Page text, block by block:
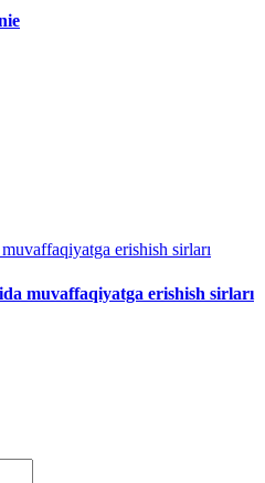
erishish sirları
muvaffaqiyatga erishish sirları